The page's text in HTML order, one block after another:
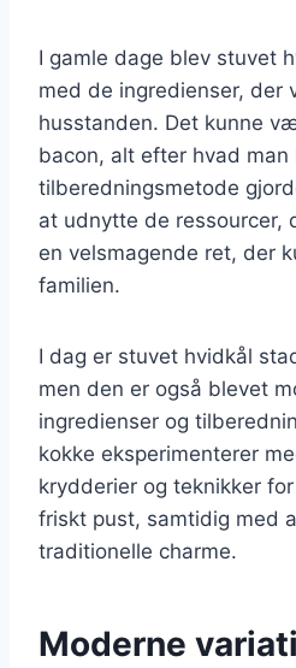
I gamle dage blev stuvet
med de ingredienser, der
husstanden. Det kunne
bacon, alt efter hvad man
tilberedningsmetode
at udnytte de ressourcer,
en velsmagende ret, der
familien.
I dag er stuvet hvidkål
men den er også blevet
ingredienser og
kokke eksperimenterer
krydderier og teknikker
friskt pust, samtidig med
traditionelle charme.
Moderne